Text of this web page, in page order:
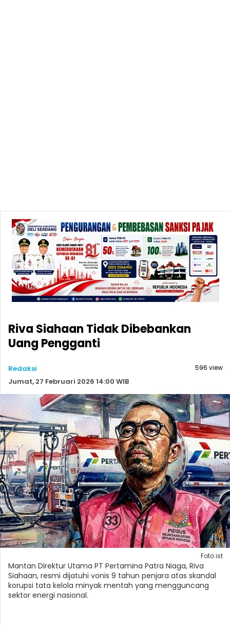
Riva Siahaan Tidak Dibebankan
Uang Pengganti
Redaksi
Jumat, 27 Februari 2026 14:00 WIB
596 view
Foto ist
Mantan Direktur Utama PT Pertamina Patra Niaga, Riva
Siahaan, resmi dijatuhi vonis 9 tahun penjara atas skandal
korupsi tata kelola minyak mentah yang mengguncang
sektor energi nasional.